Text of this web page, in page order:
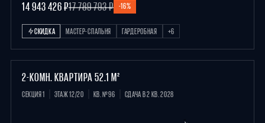
14 943 426 ₽17 789 793 ₽ -16%
СКИДКА МАСТЕР-СПАЛЬНЯ ГАРДЕРОБНАЯ +6
2-КОМН. КВАРТИРА 52.1 М²
СЕКЦИЯ 1 ЭТАЖ 12/20 КВ. №96 СДАЧА В 2 КВ. 2028